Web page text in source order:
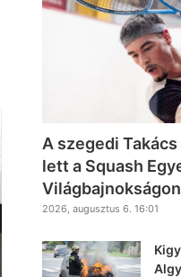
A szegedi
lett a Squash
2026, augusztus 6. 16:01